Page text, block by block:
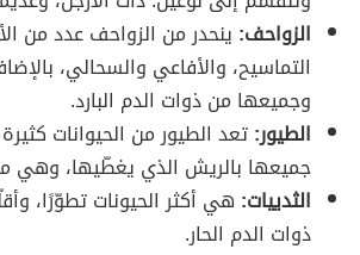
الزواحف: ينحدر من الزواحف عدد من
التماسيح، والأفاعي والسحالي،
وجميعها من ذوات الدم البارد.
الطيور:تعد الطيور من الحيوانات كثيرة
جميعها بالريش الذي يغطّيها، وهي
الثدييات: هي أكثر الحيونات تطوّرًا،
ذوات الدم الحار.